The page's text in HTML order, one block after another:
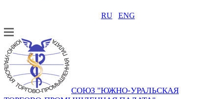
RU ENG
СОЮЗ "ЮЖНО-УРАЛЬСКАЯ